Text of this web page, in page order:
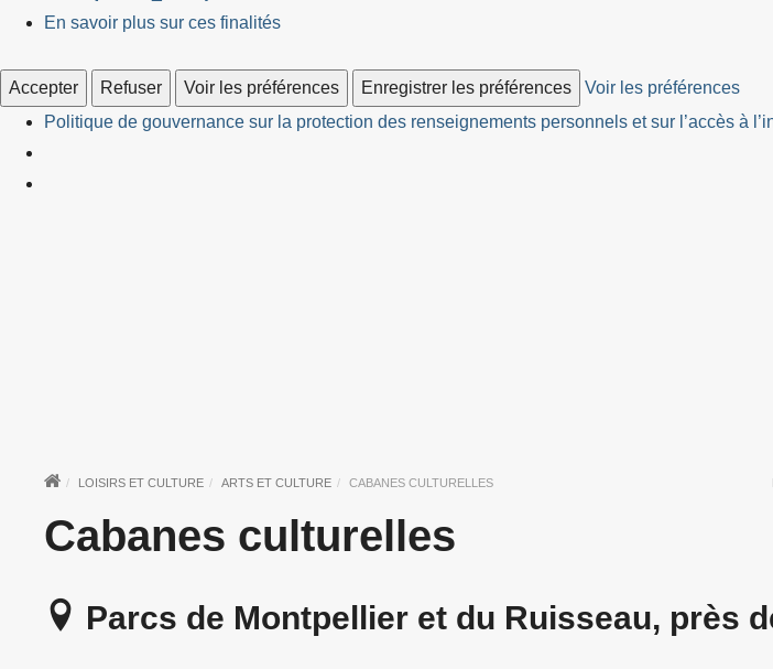
En savoir plus sur ces finalités
Accepter Refuser Voir les préférences Enregistrer les préférences
Voir les préférences
Politique de gouvernance sur la protection des renseignements personnels et sur l’accès à
LOISIRS ET CULTURE ARTS ET CULTURE CABANES CULTURELLES
Cabanes culturelles
Parcs de Montpellier et du Ruisseau, près